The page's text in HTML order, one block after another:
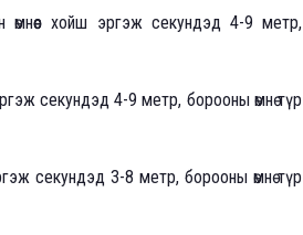
хойш эргэж секундэд 4-9 метр,
секундэд 4-9 метр, борооны өмнө түр
секундэд 3-8 метр, борооны өмнө түр